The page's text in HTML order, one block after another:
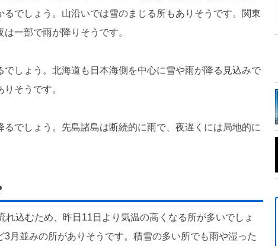
るでしょう。山沿いでは雪のまじる所もありそうです。関東
一部で雨が降りそうです。
しょう。北海道も日本海側を中心に雪や雨が降る見込みで
そうです。
でしょう。先島諸島は断続的に雨で、夜遅くには局地的に
込むため、昨日11日より気温の高くなる所が多いでしょ
3月並みの所がありそうです。積雪の多い所でも雨や湿った